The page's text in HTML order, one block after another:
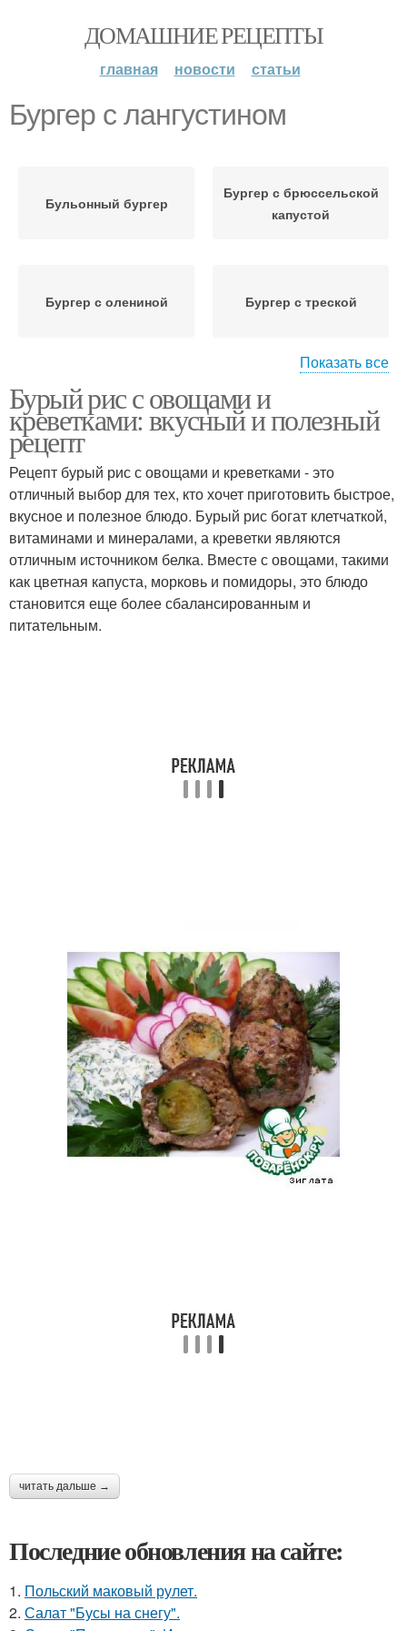
ДОМАШНИЕ РЕЦЕПТЫ
главная новости статьи
Бургер с лангустином
Бульонный бургер
Бургер с брюссельской
капустой
Бургер с олениной Бургер с треской
Острый бургер
Показать все
Бурый рис с овощами и
креветками: вкусный и полезный
рецепт
Рецепт бурый рис с овощами и креветками - это
отличный выбор для тех, кто хочет приготовить быстрое,
вкусное и полезное блюдо. Бурый рис богат клетчаткой,
витаминами и минералами, а креветки являются
отличным источником белка. Вместе с овощами, такими
как цветная капуста, морковь и помидоры, это блюдо
становится еще более сбалансированным и
питательным.
читать дальше →
Последние обновления на сайте:
1. Польский маковый рулет.
2. Салат "Бусы на снегу".